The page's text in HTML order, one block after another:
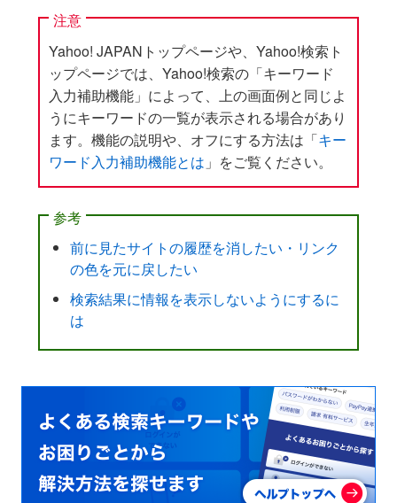
注意
Yahoo! JAPANトップページや、Yahoo!検索ト
ップページでは、Yahoo!検索の「キーワード
入力補助機能」によって、上の画面例と同じよ
うにキーワードの一覧が表示される場合があり
ます。機能の説明や、オフにする方法は「キー
ワード入力補助機能とは 」をご覧ください。
参考
前に見たサイトの履歴を消したい・リンク
の色を元に戻したい
検索結果に情報を表示しないようにするに
は